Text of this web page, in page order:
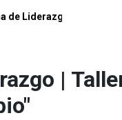
de Liderazgo | Taller
|